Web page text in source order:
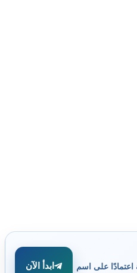
اعتمادًا على اسم
ابدأ الآن